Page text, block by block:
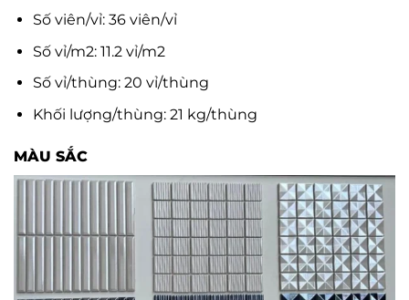
Số viên/vỉ: 36 viên/vỉ
Số vỉ/m2: 11.2 vỉ/m2
Số vỉ/thùng: 20 vỉ/thùng
Khối lượng/thùng: 21 kg/thùng
MÀU SẮC